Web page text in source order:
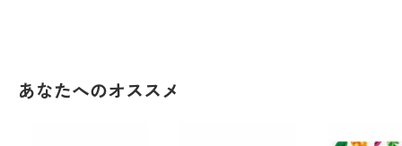
あなたへのオススメ